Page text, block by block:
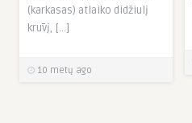
(karkasas) atlaiko didžiulį
krūvį, […]
10 metų ago